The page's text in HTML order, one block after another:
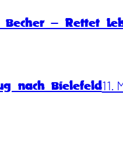
Becher – Rettet
nach Bielefeld11.